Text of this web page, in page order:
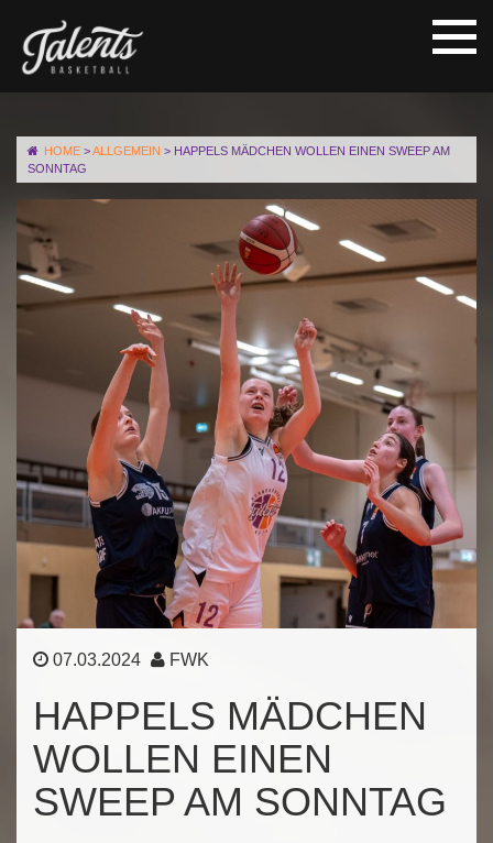
HOME >ALLGEMEIN > HAPPELS MÄDCHEN WOLLEN EINEN SWEEP AM
SONNTAG
07.03.2024 FWK
HAPPELS MÄDCHEN
WOLLEN EINEN
SWEEP AM SONNTAG